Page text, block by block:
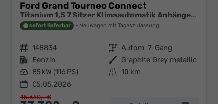
Ford Grand Tourneo Connect
Titanium 1,5 7 Sitzer Klimaautomatik Anhängerkupplung Sitzheizung Einparkhilfe Kamera 17 Zoll Leichtmetall ACC
sofort lieferbar Neuwagen mit Tageszulassung
Fahrzeugnr. 148834 Getriebe Autom. 7-Gang
Kraftstoff Benzin Außenfarbe Graphite Grey metallic
Leistung 85 kW (116 PS) Kilometerstand 10 km
05.05.2026
45.650,– €